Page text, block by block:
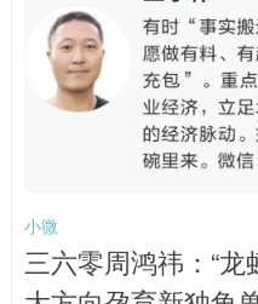
小微
三六零周鸿祎：“龙